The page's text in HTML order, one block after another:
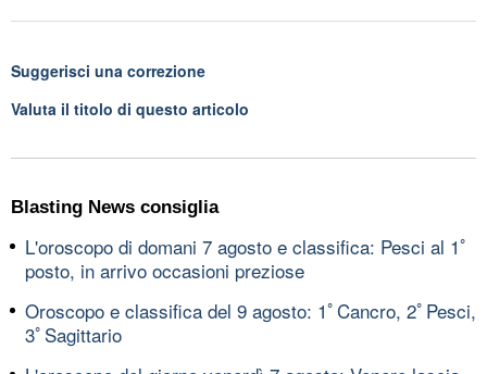
Suggerisci una correzione
Valuta il titolo di questo articolo
Blasting News consiglia
L'oroscopo di domani 7 agosto e classifica: Pesci al 1ﾟ
posto, in arrivo occasioni preziose
Oroscopo e classifica del 9 agosto: 1ﾟCancro, 2ﾟPesci,
3ﾟSagittario